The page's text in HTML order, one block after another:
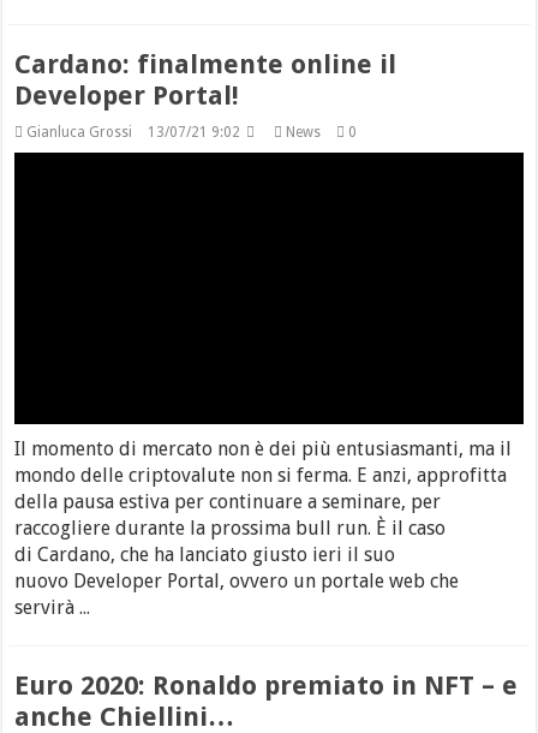
Cardano: finalmente online il
Developer Portal!
Gianluca Grossi 13/07/21 9:02 News 0
Il momento di mercato non è dei più entusiasmanti, ma il
mondo delle criptovalute non si ferma. E anzi, approfitta
della pausa estiva per continuare a seminare, per
raccogliere durante la prossima bull run. È il caso
di Cardano, che ha lanciato giusto ieri il suo
nuovo Developer Portal, ovvero un portale web che
servirà ...
Euro 2020: Ronaldo premiato in NFT – e
anche Chiellini…